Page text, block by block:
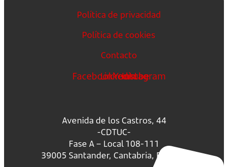
Política de privacidad
Política de cookies
Contacto
FacebookLinkedin
Youtube
Instagram
Avenida de los Castros, 44
-CDTUC-
Fase A – Local 108-111
39005 Santander, Cantabria, España.